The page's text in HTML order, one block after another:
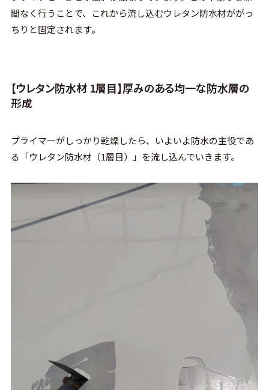
間なく行うことで、これから流し込むウレタン防水材ががっ
ちりと固定されます。
【ウレタン防水材 1層目】厚みのある均一な防水層の
形成
プライマーがしっかり乾燥したら、いよいよ防水の主役であ
る「ウレタン防水材（1層目）」を流し込んでいきます。